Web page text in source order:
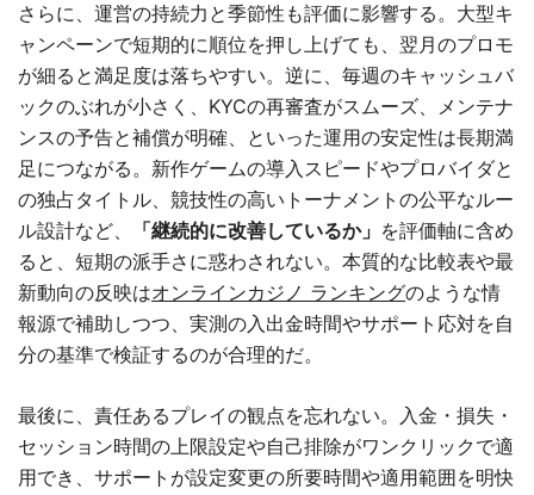
さらに、運営の持続力と季節性も評価に影響する。大型キ
ャンペーンで短期的に順位を押し上げても、翌月のプロモ
が細ると満足度は落ちやすい。逆に、毎週のキャッシュバ
ックのぶれが小さく、KYCの再審査がスムーズ、メンテナ
ンスの予告と補償が明確、といった運用の安定性は長期満
足につながる。新作ゲームの導入スピードやプロバイダと
の独占タイトル、競技性の高いトーナメントの公平なルー
ル設計など、
「継続的に改善しているか」 を評価軸に含め
ると、短期の派手さに惑わされない。本質的な比較表や最
新動向の反映はオンラインカジノ ランキングのような情
報源で補助しつつ、実測の入出金時間やサポート応対を自
分の基準で検証するのが合理的だ。
最後に、責任あるプレイの観点を忘れない。入金・損失・
セッション時間の上限設定や自己排除がワンクリックで適
用でき、サポートが設定変更の所要時間や適用範囲を明快